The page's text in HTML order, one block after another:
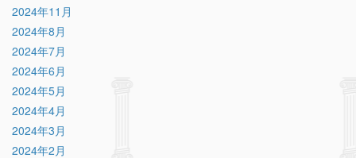
2024年11月
2024年8月
2024年7月
2024年6月
2024年5月
2024年4月
2024年3月
2024年2月